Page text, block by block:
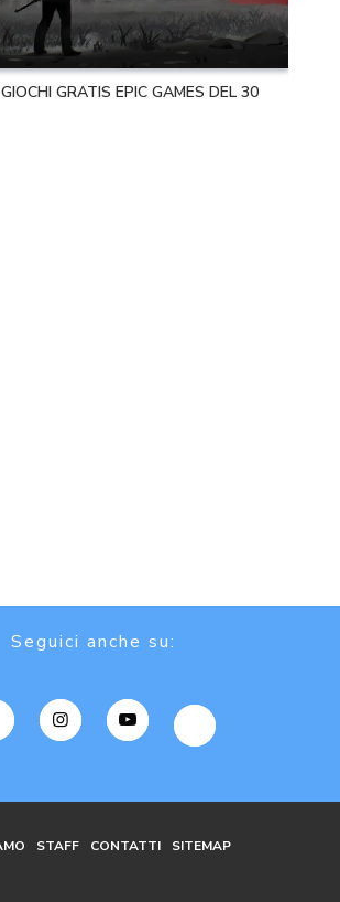
GRATIS EPIC GAMES DEL 30
Seguici anche su:
STAFF CONTATTI SITEMAP